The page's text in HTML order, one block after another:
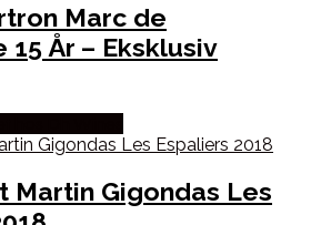
Marc de
15 År – Eksklusiv
Martin Gigondas Les